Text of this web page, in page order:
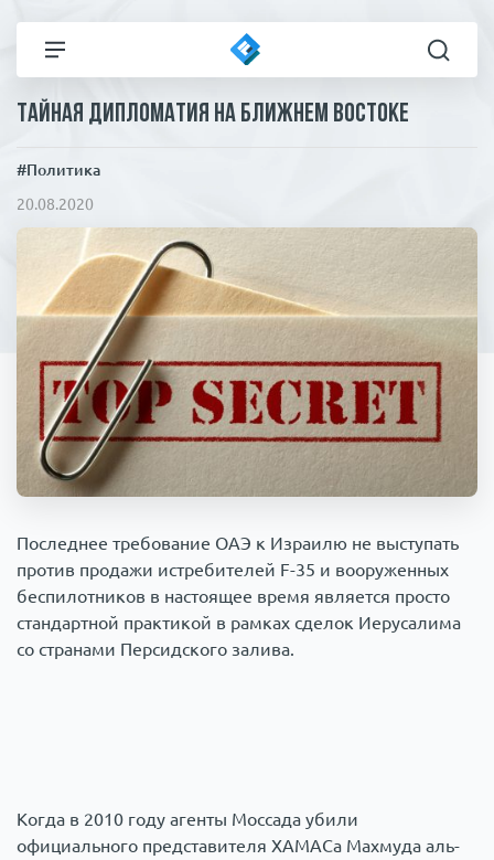
Все новости
Политика
В мире
Экономика
Общество
Коронавирус
Технологии
Пресса
Статьи
ЧП И КРИМИНАЛ
Тайная дипломатия на Ближнем Востоке
#Политика
20.08.2020
Последнее требование ОАЭ к Израилю не выступать
против продажи истребителей F-35 и вооруженных
беспилотников в настоящее время является просто
стандартной практикой в рамках сделок Иерусалима
со странами Персидского залива.
Когда в 2010 году агенты Моссада убили
официального представителя ХАМАСа Махмуда аль-